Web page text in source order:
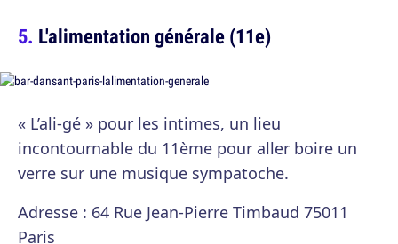
L'alimentation générale (11e)
« L’ali-gé » pour les intimes, un lieu
incontournable du 11ème pour aller boire un
verre sur une musique sympatoche.
Adresse : 64 Rue Jean-Pierre Timbaud 75011
Paris